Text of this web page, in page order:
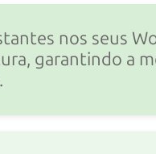
nos seus
garantindo a